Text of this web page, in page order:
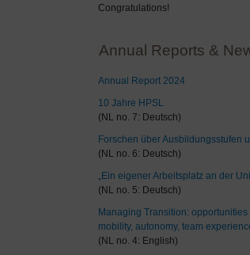
Congratulations!
Annual Reports &
Annual Report 2024
10 Jahre HPSL
(NL no. 7: Deutsch)
Forschen über Ausbildungsstufen
(NL no. 6: Deutsch)
„Ein eigener Arbeitsplatz an der
(NL no. 5: Deutsch)
Managing Transition:
mobility, autonomy, team
(NL no. 4: English)